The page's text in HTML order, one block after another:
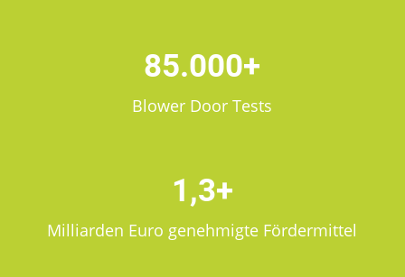
85.000+
Blower Door Tests
1,3+
Milliarden Euro genehmigte Fördermittel